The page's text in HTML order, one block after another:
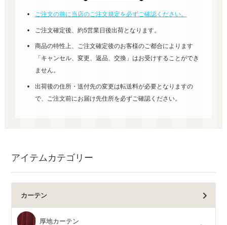
ご注文の前に当店のご注文規定を必ずご確認ください。
ご注文確定後、約5営業日後出荷となります。
商品の特性上、ご注文確定後のお客様のご都合によります
「キャンセル、変更、返品、交換」はお受けすることができ
ません。
出荷後の住所・送付先の変更は転送料が必要となりますの
で、ご注文前にお届け先住所を必ずご確認ください。
アイテムカテゴリー
カーテン
厚地カーテン